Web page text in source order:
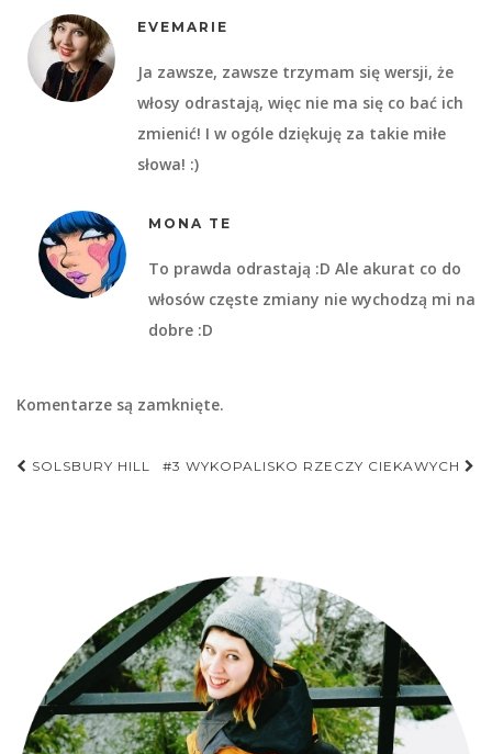
EVEMARIE
Ja zawsze, zawsze trzymam się wersji, że
włosy odrastają, więc nie ma się co bać ich
zmienić! I w ogóle dziękuję za takie miłe
słowa! :)
MONA TE
To prawda odrastają :D Ale akurat co do
włosów częste zmiany nie wychodzą mi na
dobre :D
Komentarze są zamknięte.
Nawigacja
SOLSBURY HILL #3 WYKOPALISKO RZECZY CIEKAWYCH